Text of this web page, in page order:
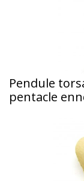
Pendule
pentacle